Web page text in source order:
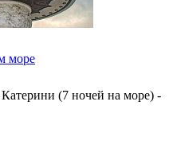
море
(7 ночей на море) -